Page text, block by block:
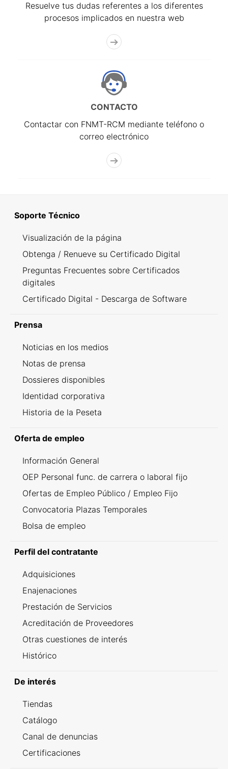
Resuelve tus dudas referentes a los diferentes
procesos implicados en nuestra web
CONTACTO
Contactar con FNMT-RCM mediante teléfono o
correo electrónico
Soporte Técnico
Visualización de la página
Obtenga / Renueve su Certificado Digital
Preguntas Frecuentes sobre Certificados
digitales
Certificado Digital - Descarga de Software
Prensa
Noticias en los medios
Notas de prensa
Dossieres disponibles
Identidad corporativa
Historia de la Peseta
Oferta de empleo
Información General
OEP Personal func. de carrera o laboral fijo
Ofertas de Empleo Público / Empleo Fijo
Convocatoria Plazas Temporales
Bolsa de empleo
Perfil del contratante
Adquisiciones
Enajenaciones
Prestación de Servicios
Acreditación de Proveedores
Otras cuestiones de interés
Histórico
De interés
Tiendas
Catálogo
Canal de denuncias
Certificaciones